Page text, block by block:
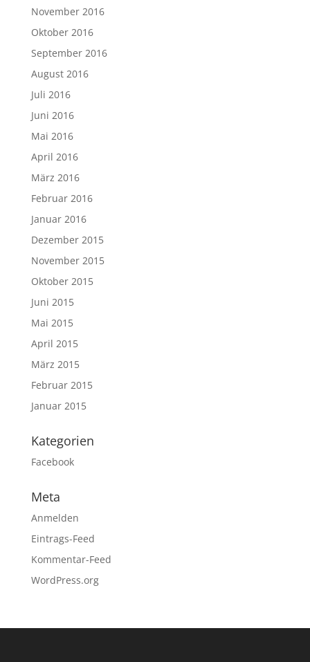
November 2016
Oktober 2016
September 2016
August 2016
Juli 2016
Juni 2016
Mai 2016
April 2016
März 2016
Februar 2016
Januar 2016
Dezember 2015
November 2015
Oktober 2015
Juni 2015
Mai 2015
April 2015
März 2015
Februar 2015
Januar 2015
Kategorien
Facebook
Meta
Anmelden
Eintrags-Feed
Kommentar-Feed
WordPress.org